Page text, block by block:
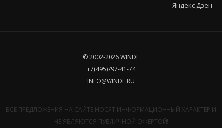
Яндекс Дзен
© 2002-2026 WINDE
+7(495)797-41-74
INFO@WINDE.RU
ВСЕ ПРЕДЛОЖЕНИЯ НА САЙТЕ НОСЯТ ИНФОРМАЦИОННЫЙ ХАРАКТЕР И
НЕ ЯВЛЯЮТСЯ ПУБЛИЧНОЙ ОФЕРТОЙ!